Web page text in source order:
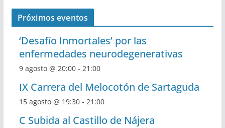
Próximos eventos
‘Desafío Inmortales’ por las
enfermedades neurodegenerativas
9 agosto @ 20:00- 21:00
IX Carrera del Melocotón de Sartaguda
15 agosto @ 19:30- 21:00
C Subida al Castillo de Nájera